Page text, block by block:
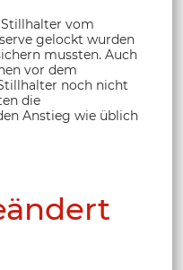
Stillhalter vom
gelockt wurden
mussten. Auch
vor dem
noch nicht
die
Anstieg wie üblich